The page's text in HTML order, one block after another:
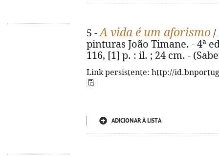
5 -A vida é um aforismo /
pinturas João Timane. - 4ª
116, [1] p. : il. ; 24 cm. -
Link persistente: http://
ADICIONAR À LISTA